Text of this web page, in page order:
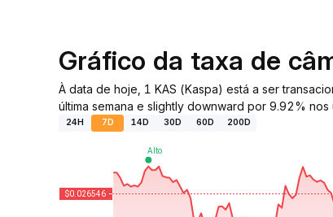
Gráfico da taxa de
À data de hoje, 1 KAS (Kaspa) está a ser
última semana e slightly downward por 9.92% nos
24H 7D 14D 30D 60D 200D